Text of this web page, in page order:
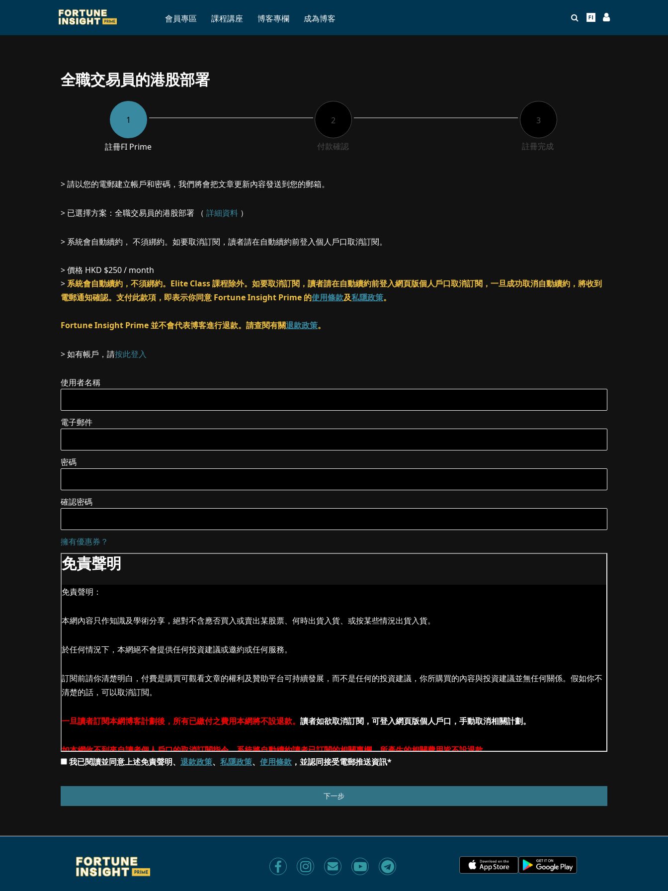
會員專區 課程講座 博客專欄 成為博客
全職交易員的港股部署
全職交易員的港股部署
1
註冊FI Prime
2
付款確認
3
註冊完成
> 請以您的電郵建立帳戶和密碼，我們將會把文章更新內容發送到您的郵箱。
> 已選擇方案：全職交易員的港股部署 （ 詳細資料 ）
> 系統會自動續約， 不須綁約。如要取消訂閱，讀者請在自動續約前登入個人戶口取消訂閱。
> 價格 HKD $250 / month
>系統會自動續約，不須綁約。Elite Class 課程除外。如要取消訂閱，讀者請在自動續約前登入網頁版個人戶口取消訂閱，一旦成功取消自動續約，將收到
電郵通知確認。支付此款項，即表示你同意 Fortune Insight Prime 的使用條款及私隱政策。
Fortune Insight Prime 並不會代表博客進行退款。請查閱有關退款政策。
> 如有帳戶，請按此登入
使用者名稱
電子郵件
密碼
確認密碼
擁有優惠券？
我已閱讀並同意上述免責聲明、 退款政策、 私隱政策、 使用條款 ，並認同接受電郵推送資訊*